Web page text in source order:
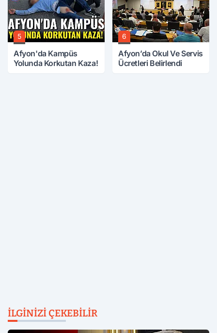
5
Afyon'da Kampüs
Yolunda Korkutan Kaza!
6
Afyon’da Okul Ve Servis
Ücretleri Belirlendi
İLGINIZI ÇEKEBILIR